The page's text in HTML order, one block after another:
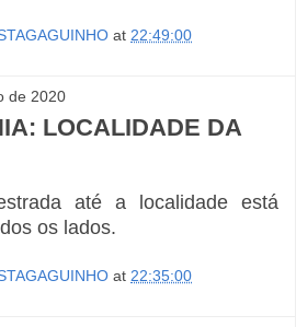
at 22:49:00
de 2020
LOCALIDADE DA
até a localidade está
os lados.
at 22:35:00